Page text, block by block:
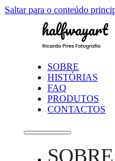
Saltar para o conteúdo
SOBRE
HISTÓRIAS
FAQ
PRODUTOS
CONTACTOS
SOBRE